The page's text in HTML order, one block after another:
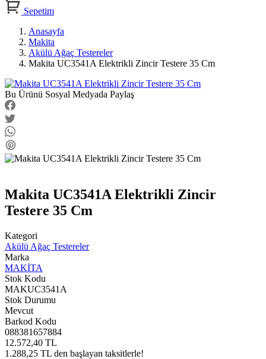
Sepetim
Anasayfa
Makita
Akülü Ağaç Testereler
Makita UC3541A Elektrikli Zincir Testere 35 Cm
Bu Ürünü Sosyal Medyada Paylaş
Makita UC3541A Elektrikli Zincir
Testere 35 Cm
Kategori
Akülü Ağaç Testereler
Marka
MAKİTA
Stok Kodu
MAKUC3541A
Stok Durumu
Mevcut
Barkod Kodu
088381657884
12.572,40 TL
1.288,25 TL den başlayan taksitlerle!